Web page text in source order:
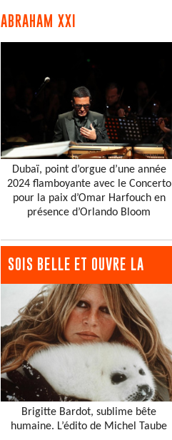
ABRAHAM XXI
Dubaï, point d’orgue d’une année
2024 flamboyante avec le Concerto
pour la paix d’Omar Harfouch en
présence d’Orlando Bloom
SOIS BELLE ET OUVRE LA
Brigitte Bardot, sublime bête
humaine. L’édito de Michel Taube